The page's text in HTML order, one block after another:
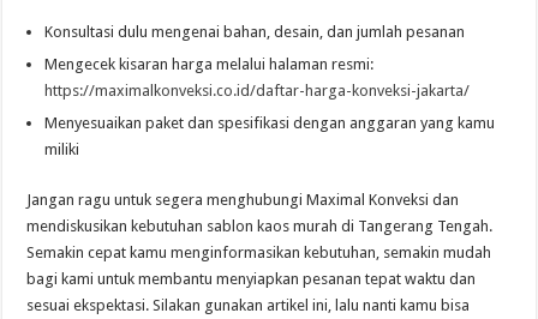
Konsultasi dulu mengenai bahan, desain, dan jumlah pesanan
Mengecek kisaran harga melalui halaman resmi:
https://maximalkonveksi.co.id/daftar-harga-konveksi-jakarta/
Menyesuaikan paket dan spesifikasi dengan anggaran yang kamu
miliki
Jangan ragu untuk segera menghubungi Maximal Konveksi dan
mendiskusikan kebutuhan sablon kaos murah di Tangerang Tengah.
Semakin cepat kamu menginformasikan kebutuhan, semakin mudah
bagi kami untuk membantu menyiapkan pesanan tepat waktu dan
sesuai ekspektasi. Silakan gunakan artikel ini, lalu nanti kamu bisa